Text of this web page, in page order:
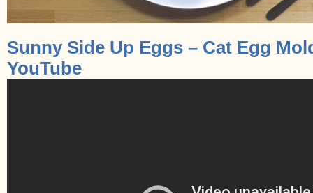
Sunny Side Up Eggs – Cat Egg
YouTube